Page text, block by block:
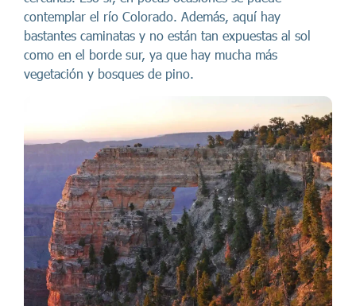
contemplar el río Colorado. Además, aquí hay
bastantes caminatas y no están tan expuestas al sol
como en el borde sur, ya que hay mucha más
vegetación y bosques de pino.